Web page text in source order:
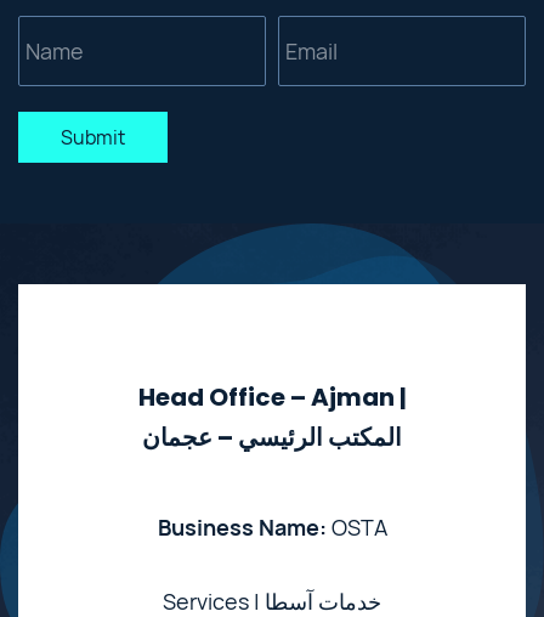
Submit
Head Office – Ajman |
المكتب الرئيسي – عجمان
Business Name: OSTA
Services | خدمات آسطا